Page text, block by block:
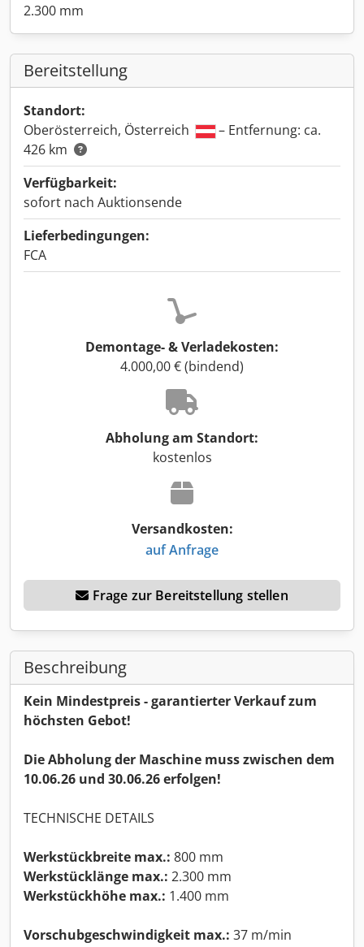
2.300 mm
Bereitstellung
Standort:
Oberösterreich, Österreich
– Entfernung: ca.
426 km
Verfügbarkeit:
sofort nach Auktionsende
Lieferbedingungen:
FCA
Demontage- & Verladekosten:
4.000,00 € (bindend)
Abholung am Standort:
kostenlos
Versandkosten:
auf Anfrage
Frage zur Bereitstellung stellen
Beschreibung
Kein Mindestpreis - garantierter Verkauf zum
höchsten Gebot!
Die Abholung der Maschine muss zwischen dem
10.06.26 und 30.06.26 erfolgen!
TECHNISCHE DETAILS
Werkstückbreite max.: 800 mm
Werkstücklänge max.: 2.300 mm
Werkstückhöhe max.: 1.400 mm
Vorschubgeschwindigkeit max.: 37 m/min